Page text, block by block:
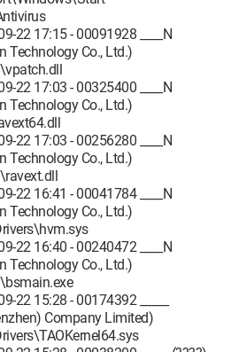
22 17:15 - 00091928 ____N
Technology Co., Ltd.)
22 17:03 - 00325400 ____N
Technology Co., Ltd.)
22 17:03 - 00256280 ____N
Technology Co., Ltd.)
22 16:41 - 00041784 ____N
Technology Co., Ltd.)
22 16:40 - 00240472 ____N
Technology Co., Ltd.)
22 15:28 - 00174392 _____
Company Limited)